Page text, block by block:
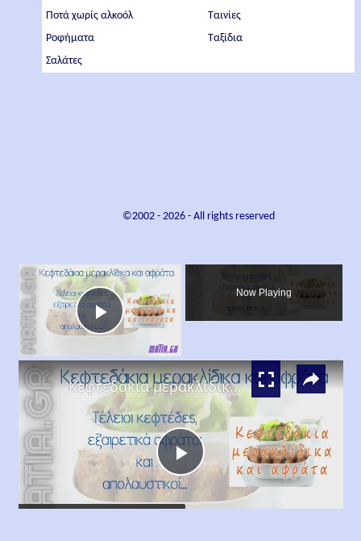
Ποτά χωρίς αλκοόλ
Ροφήματα
Σαλάτες
Ταινίες
Ταξίδια
©2002 - 2026- All rights reserved
×
Play
Video
Now Playing
×
Play
Κεφτεδάκια μερακλίδικα και αφράτα